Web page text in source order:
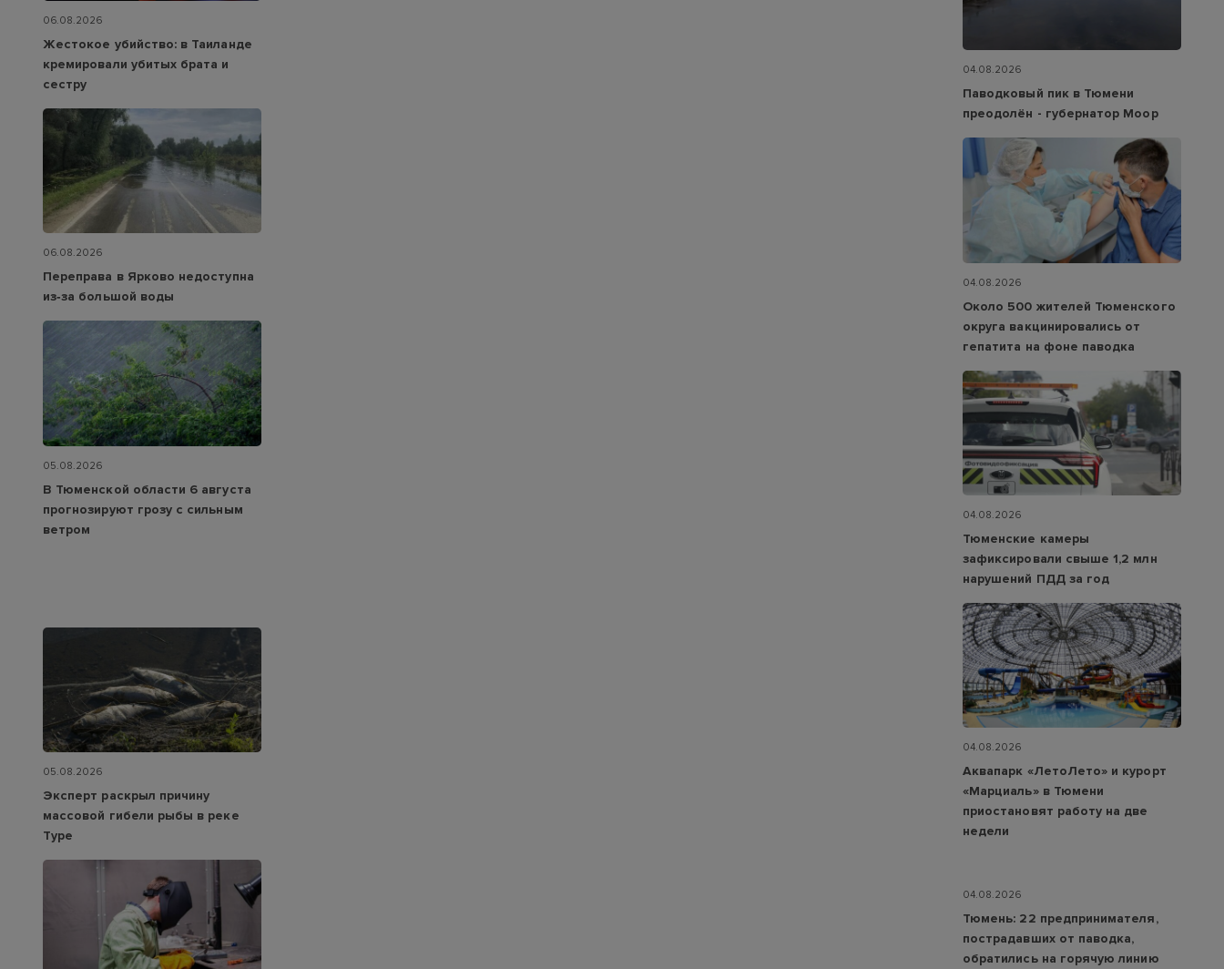
06.08.2026
Жестокое убийство: в Таиланде
кремировали убитых брата и
сестру
06.08.2026
Переправа в Ярково недоступна
из‑за большой воды
05.08.2026
В Тюменской области 6 августа
прогнозируют грозу с сильным
ветром
05.08.2026
Эксперт раскрыл причину
массовой гибели рыбы в реке
Туре
04.08.2026
Паводковый пик в Тюмени
преодолён - губернатор Моор
04.08.2026
Около 500 жителей Тюменского
округа вакцинировались от
гепатита на фоне паводка
04.08.2026
Тюменские камеры
зафиксировали свыше 1,2 млн
нарушений ПДД за год
04.08.2026
Аквапарк «ЛетоЛето» и курорт
«Марциаль» в Тюмени
приостановят работу на две
недели
04.08.2026
Тюмень: 22 предпринимателя,
пострадавших от паводка,
обратились на горячую линию